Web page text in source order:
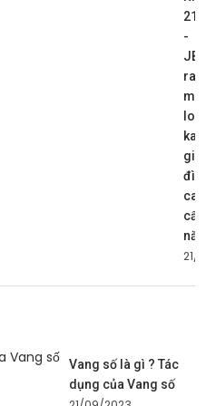
210
-
JBL
ra
mắt
loa
gia
cao
cấp
nă
21/
Vang số là gì ? Tác
dụng của Vang số